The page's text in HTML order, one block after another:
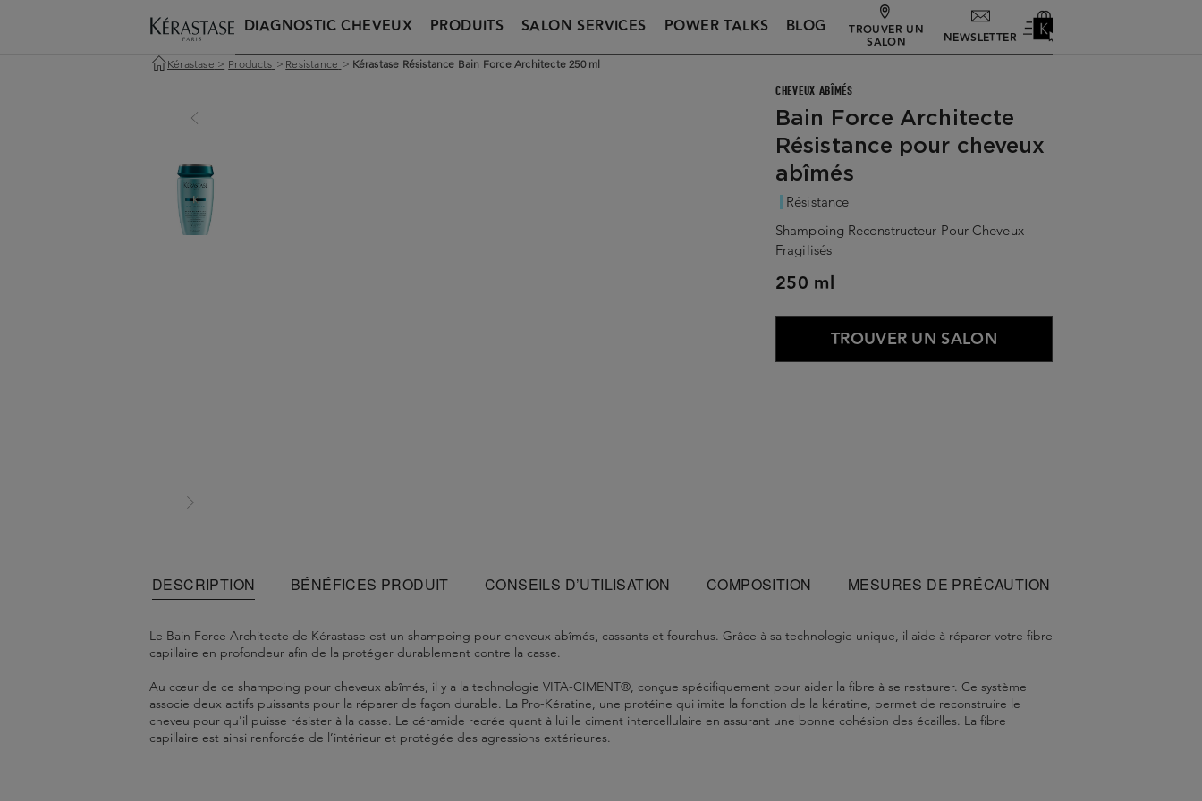
DIAGNOSTIC CHEVEUX PRODUITS SALON SERVICES POWER TALKS BLOG TROUVER UN
SALON NEWSLETTER
Kérastase > Products > Resistance > Kérastase Résistance Bain Force Architecte 250 ml
CHEVEUX ABÎMÉS
Bain Force Architecte
Résistance pour cheveux
abîmés
Résistance
Shampoing Reconstructeur Pour Cheveux
Fragilisés
250 ml
TROUVER UN SALON
DESCRIPTION BÉNÉFICES PRODUIT CONSEILS D’UTILISATION COMPOSITION MESURES DE PRÉCAUTION
Le Bain Force Architecte de Kérastase est un shampoing pour cheveux abîmés, cassants et fourchus. Grâce à sa technologie unique, il aide à réparer votre fibre
capillaire en profondeur afin de la protéger durablement contre la casse.
Au cœur de ce shampoing pour cheveux abîmés, il y a la technologie VITA-CIMENT®, conçue spécifiquement pour aider la fibre à se restaurer. Ce système
associe deux actifs puissants pour la réparer de façon durable. La Pro-Kératine, une protéine qui imite la fonction de la kératine, permet de reconstruire le
cheveu pour qu'il puisse résister à la casse. Le céramide recrée quant à lui le ciment intercellulaire en assurant une bonne cohésion des écailles. La fibre
capillaire est ainsi renforcée de l’intérieur et protégée des agressions extérieures.